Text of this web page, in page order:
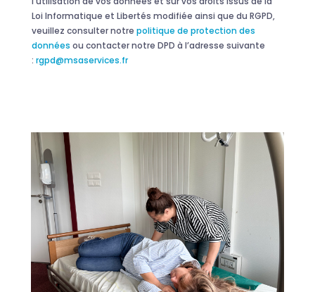
Loi Informatique et Libertés modifiée ainsi que du RGPD,
veuillez consulter notre politique de protection des
données ou contacter notre DPD à l’adresse suivante
: rgpd@msaservices.fr